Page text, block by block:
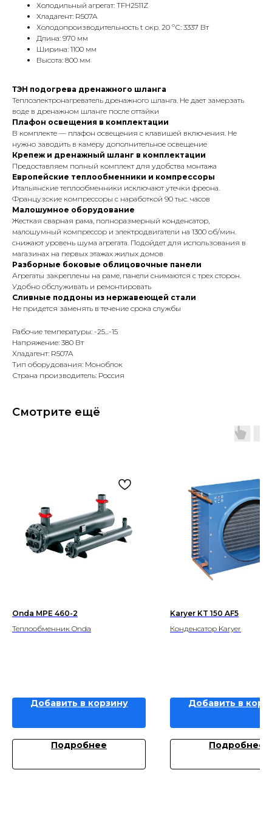
Холодильный агрегат: TFH2511Z
Хладагент: R507A
Холодопроизводительность t окр. 20 ºС: 3337 Вт
Длина: 970 мм
Ширина: 1100 мм
Высота: 800 мм
ТЭН подогрева дренажного шланга
Теплоэлектронагреватель дренажного шланга. Не дает замерзать
воде в дренажном шланге после оттайки
Плафон освещения в комплектации
В комплекте — плафон освещения с клавишей включения. Не
нужно заводить в камеру дополнительное освещение
Крепеж и дренажный шланг в комплектации
Предоставляем полный комплект для удобства монтажа
Европейские теплообменники и компрессоры
Итальянские теплообменники исключают утечки фреона.
Французские компрессоры с наработкой 90 тыс. часов
Малошумное оборудование
Жесткая сварная рама, полноразмерный конденсатор,
малошумный компрессор и электродвигатели на 1300 об/мин.
снижают уровень шума агрегата. Подойдет для использования в
магазинах на первых этажах жилых домов
Разборные боковые облицовочные панели
Агрегаты закреплены на раме, панели снимаются с трех сторон.
Удобно обслуживать и ремонтировать
Сливные поддоны из нержавеющей стали
Не придется заменять в течение срока службы
Рабочие температуры: -25...-15
Напряжение: 380 Вт
Хладагент: R507A
Тип оборудования: Моноблок
Страна производитель: Россия
Смотрите ещё
Onda MPE 460-2
Теплообменник Onda
Добавить в корзину
Подробнее
Karyer KT 150 AF5
Конденсатор Karyer
Добавить в
Подробнее